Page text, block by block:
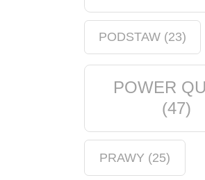
PODSTAW(23)
POWER
(47)
PRAWY(25)